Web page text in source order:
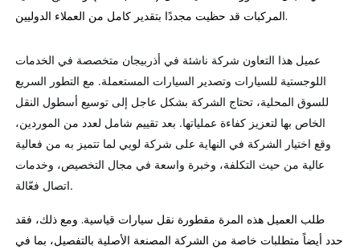
المركبات قد حظيت مجددًا بتقدير كامل من العملاء الدوليين.
عميل هذا التعاون شركة ناشئة في أذربيجان متخصصة في الخدمات
اللوجستية للسيارات وتصدير السيارات المستعملة. مع التطور السريع
للسوق المحلية، تحتاج الشركة بشكل عاجل إلى توسيع أسطول النقل
الخاص بها لتعزيز كفاءة عملياتها. بعد تقييم شامل لعدد من الموردين،
وقع اختيار الشركة في النهاية على شركة لويي لما تتميز به من فعالية
عالية من حيث التكلفة، وخبرة واسعة في مجال التخصيص، وخدمات
اتصال فعّالة.
طلب العميل هذه المرة مقطورة نقل سيارات قياسية. ومع ذلك، فقد
حدد أيضاً متطلبات خاصة من الشركة المصنعة الأصلية بالتفصيل، بما في